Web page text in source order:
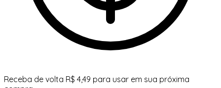
Receba de volta R$ 4,49 para usar em sua próxima